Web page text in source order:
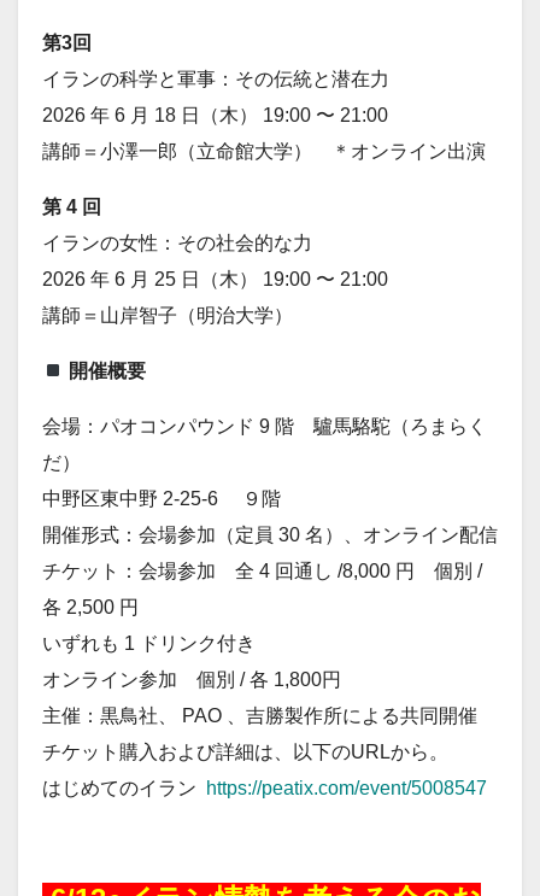
第3回
イランの科学と軍事：その伝統と潜在力
2026 年 6 月 18 日（木） 19:00 〜 21:00
講師＝小澤一郎（立命館大学） ＊オンライン出演
第 4 回
イランの女性：その社会的な力
2026 年 6 月 25 日（木） 19:00 〜 21:00
講師＝山岸智子（明治大学）
開催概要
会場：パオコンパウンド 9 階 驢馬駱駝（ろまらく
だ）
中野区東中野 2-25-6 ９階
開催形式：会場参加（定員 30 名）、オンライン配信
チケット：会場参加 全 4 回通し /8,000 円 個別 /
各 2,500 円
いずれも 1 ドリンク付き
オンライン参加 個別 / 各 1,800円
主催：黒鳥社、 PAO 、吉勝製作所による共同開催
チケット購入および詳細は、以下のURLから。
はじめてのイラン
https://peatix.com/event/5008547